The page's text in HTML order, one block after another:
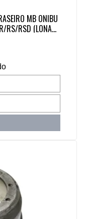
MB ONIBU
RSD (LONAS